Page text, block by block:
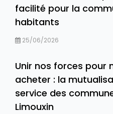
facilité pour la
habitants
25/06/2026
Unir nos forces pour
acheter : la
service des
Limouxin